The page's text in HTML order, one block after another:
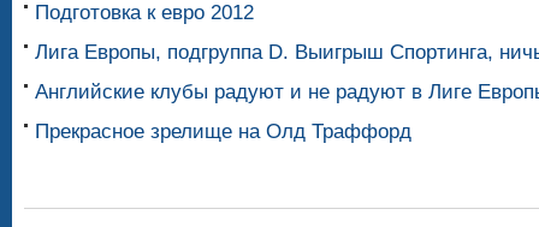
Подготовка к евро 2012
Лига Европы, подгруппа D. Выигрыш Спортинга,
Английские клубы радуют и не радуют в Лиге
Прекрасное зрелище на Олд Траффорд